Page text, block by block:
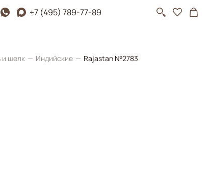
+7 (495) 789-77-89
и шелк Индийские Rajastan №2783